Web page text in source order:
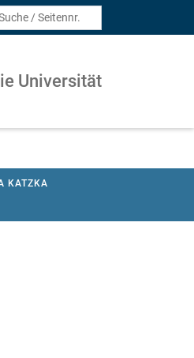
Universität
KATZKA